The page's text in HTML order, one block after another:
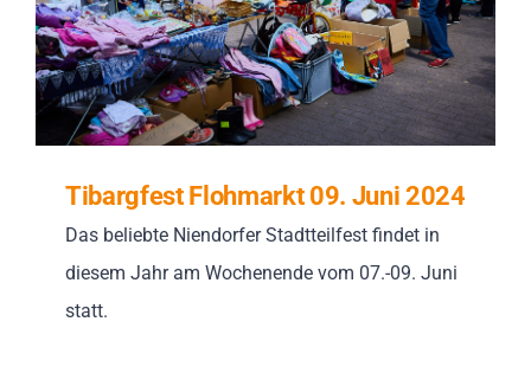
SUCHE
NACH:
Tibargfest Flohmarkt 09. Juni 2024
Das beliebte Niendorfer Stadtteilfest findet in
diesem Jahr am Wochenende vom 07.-09. Juni
statt.